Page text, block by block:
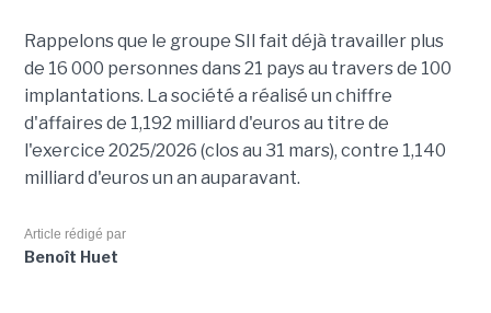
Rappelons que le groupe SII fait déjà travailler plus
de 16 000 personnes dans 21 pays au travers de 100
implantations. La société a réalisé un chiffre
d'affaires de 1,192 milliard d'euros au titre de
l'exercice 2025/2026 (clos au 31 mars), contre 1,140
milliard d'euros un an auparavant.
Article rédigé par
Benoît Huet